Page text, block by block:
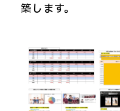
築します。